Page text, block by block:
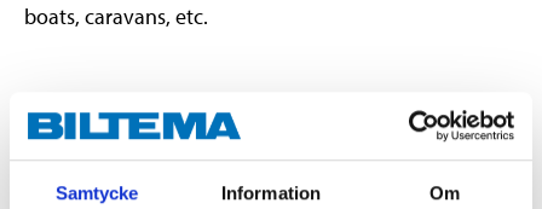
Samtycke Information Om
boats, caravans, etc.
Technical specifications